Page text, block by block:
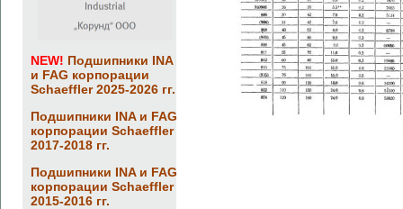
NEW! Подшипники INA
и FAG корпорации
Schaeffler 2025-2026 гг.
Подшипники INA и FAG
корпорации Schaeffler
2017-2018 гг.
Подшипники INA и FAG
корпорации Schaeffler
2015-2016 гг.